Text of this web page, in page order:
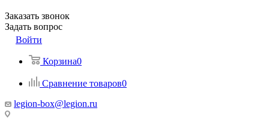
Заказать звонок
Задать вопрос
Войти
Корзина0
Сравнение товаров0
legion-box@legion.ru